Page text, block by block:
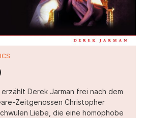
erzählt Derek Jarman frei nach dem
Zeitgenossen Christopher
Liebe, die eine homophobe